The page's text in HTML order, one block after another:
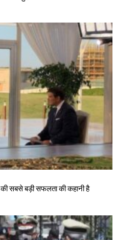
सबसे बड़ी सफलता की कहानी है